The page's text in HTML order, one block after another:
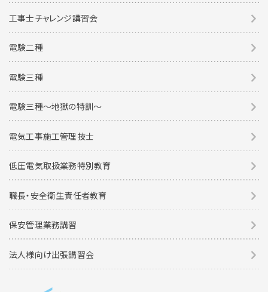
工事士チャレンジ講習会
電験二種
電験三種
電験三種〜地獄の特訓〜
電気工事施工管理技士
低圧電気取扱業務特別教育
職長・安全衛生責任者教育
保安管理業務講習
法人様向け出張講習会